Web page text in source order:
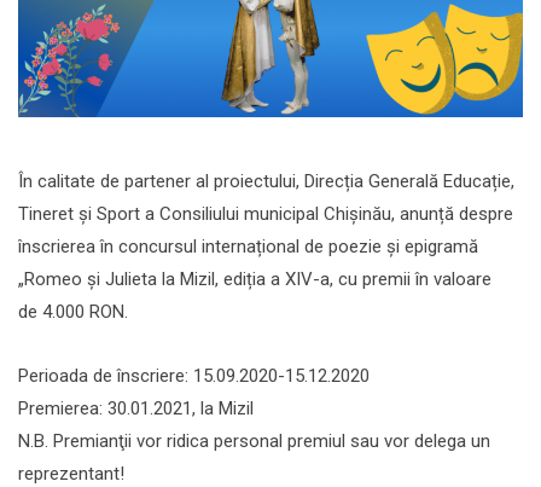
În calitate de partener al proiectului, Direcția Generală Educație,
Tineret și Sport a Consiliului municipal Chișinău, anunță despre
înscrierea în concursul internațional de poezie și epigramă
„Romeo și Julieta la Mizil, ediția a XIV-a, cu premii în valoare
de 4.000 RON.
Perioada de înscriere: 15.09.2020-15.12.2020
Premierea: 30.01.2021, la Mizil
N.B. Premianţii vor ridica personal premiul sau vor delega un
reprezentant!